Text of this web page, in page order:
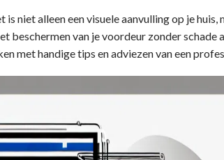
niet alleen een visuele aanvulling op je huis,
van je voordeur zonder schade
met handige tips en adviezen van een